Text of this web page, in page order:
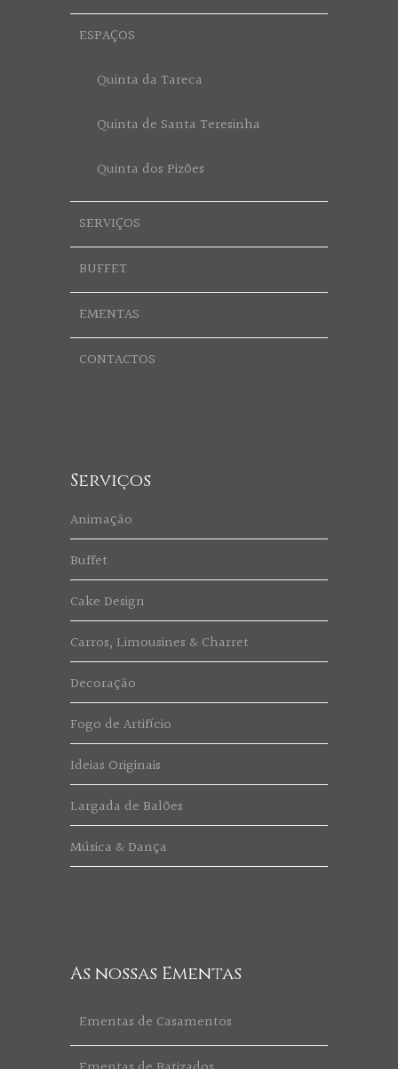
ESPAÇOS
Quinta da Tareca
Quinta de Santa Teresinha
Quinta dos Pizões
SERVIÇOS
BUFFET
EMENTAS
CONTACTOS
Serviços
Animação
Buffet
Cake Design
Carros, Limousines & Charret
Decoração
Fogo de Artifício
Ideias Originais
Largada de Balões
Música & Dança
As nossas Ementas
Ementas de Casamentos